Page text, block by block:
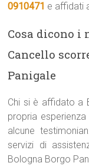
0910471 e affidati
Cosa dicono
Cancello
Panigale
Chi si è affidato a
propria
alcune
servizi di
Bologna Borgo